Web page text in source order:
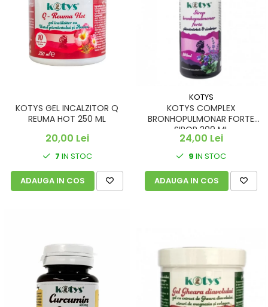
KOTYS GEL INCALZITOR Q
REUMA HOT 250 ML
20,00 Lei
7 IN STOC
ADAUGA IN COS
KOTYS
KOTYS COMPLEX
BRONHOPULMONAR FORTE
SIROP 200 ML
24,00 Lei
9 IN STOC
ADAUGA IN COS